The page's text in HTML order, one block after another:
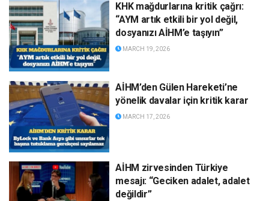
KHK mağdurlarına kritik çağrı:
“AYM artık etkili bir yol değil,
dosyanızı AİHM’e taşıyın”
MARCH 19, 2026
AİHM’den Gülen Hareketi’ne
yönelik davalar için kritik karar
MARCH 17, 2026
AİHM zirvesinden Türkiye
mesajı: “Geciken adalet, adalet
değildir”